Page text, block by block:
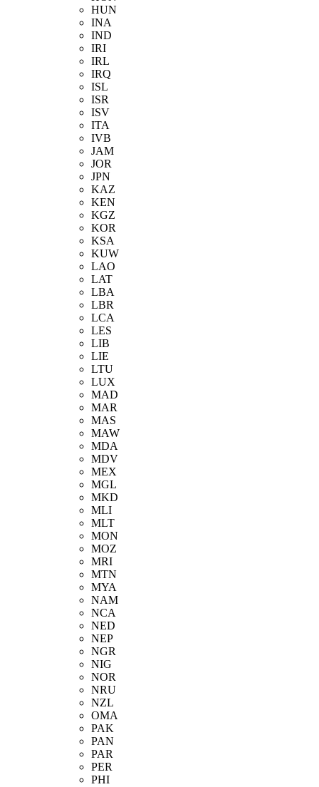
HUN
INA
IND
IRI
IRL
IRQ
ISL
ISR
ISV
ITA
IVB
JAM
JOR
JPN
KAZ
KEN
KGZ
KOR
KSA
KUW
LAO
LAT
LBA
LBR
LCA
LES
LIB
LIE
LTU
LUX
MAD
MAR
MAS
MAW
MDA
MDV
MEX
MGL
MKD
MLI
MLT
MON
MOZ
MRI
MTN
MYA
NAM
NCA
NED
NEP
NGR
NIG
NOR
NRU
NZL
OMA
PAK
PAN
PAR
PER
PHI